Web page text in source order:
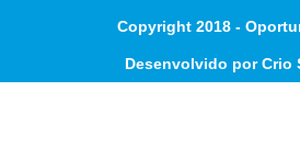
Copyright 2018 -
Desenvolvido por Crio